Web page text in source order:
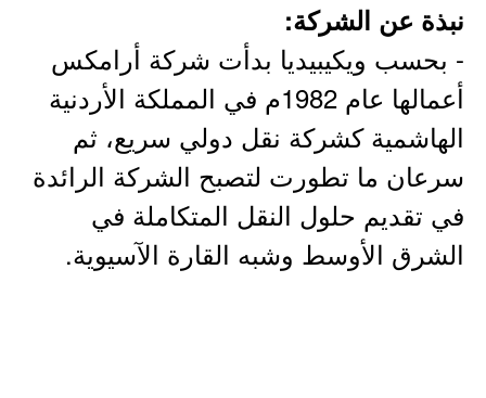
نبذة عن الشركة:
- بحسب ويكيبيديا بدأت شركة أرامكس
أعمالها عام 1982م في المملكة الأردنية
الهاشمية كشركة نقل دولي سريع، ثم
سرعان ما تطورت لتصبح الشركة الرائدة
في تقديم حلول النقل المتكاملة في
الشرق الأوسط وشبه القارة الآسيوية.